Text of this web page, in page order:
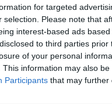
for targeted
selection. Please note that
interest-based ads
to third parties
of your personal
This information may also
Participants that may further